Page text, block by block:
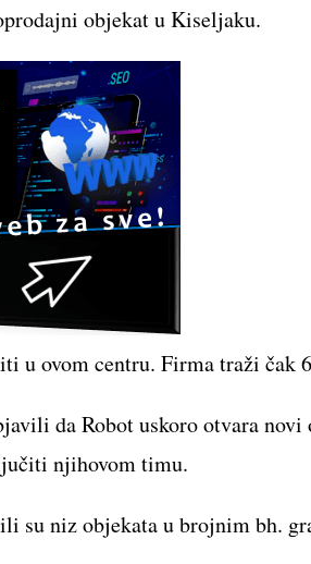
objekat u Kiseljaku.
u ovom centru. Firma traži čak
da Robot uskoro otvara
njihovom timu.
su niz objekata u brojnim bh.